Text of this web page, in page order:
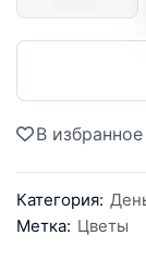
В избранное
Категория:
Метка: Цветы